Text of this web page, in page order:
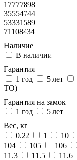
17777898
35554744
53331589
71108434
Наличие
В наличии
Гарантия
1 год
5 лет
ТО)
Гарантия на замок
1 год
5 лет
Вес, кг
0.22
1 10
104
105 106
11.3
11.5 11.6